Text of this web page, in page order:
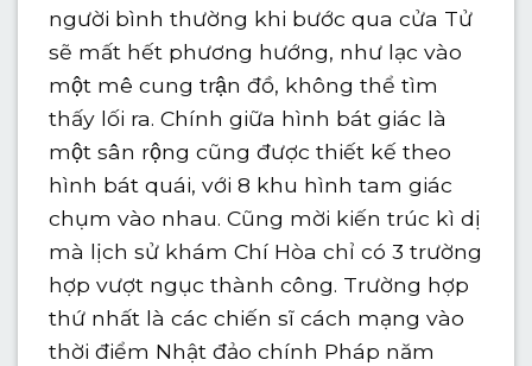
người bình thường khi bước qua cửa Tử
sẽ mất hết phương hướng, như lạc vào
một mê cung trận đồ, không thể tìm
thấy lối ra. Chính giữa hình bát giác là
một sân rộng cũng được thiết kế theo
hình bát quái, với 8 khu hình tam giác
chụm vào nhau. Cũng mời kiến trúc kì dị
mà lịch sử khám Chí Hòa chỉ có 3 trường
hợp vượt ngục thành công. Trường hợp
thứ nhất là các chiến sĩ cách mạng vào
thời điểm Nhật đảo chính Pháp năm